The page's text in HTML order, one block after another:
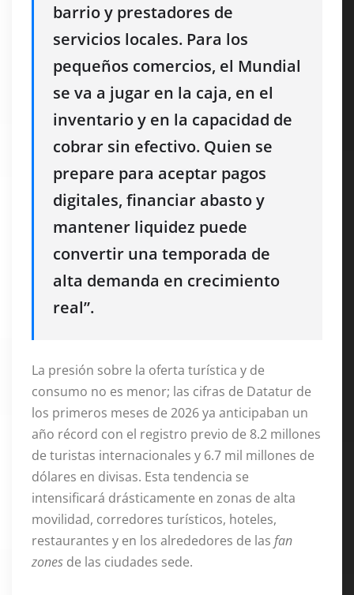
barrio y prestadores de
servicios locales. Para los
pequeños comercios, el Mundial
se va a jugar en la caja, en el
inventario y en la capacidad de
cobrar sin efectivo. Quien se
prepare para aceptar pagos
digitales, financiar abasto y
mantener liquidez puede
convertir una temporada de
alta demanda en crecimiento
real”.
La presión sobre la oferta turística y de
consumo no es menor; las cifras de Datatur de
los primeros meses de 2026 ya anticipaban un
año récord con el registro previo de 8.2 millones
de turistas internacionales y 6.7 mil millones de
dólares en divisas. Esta tendencia se
intensificará drásticamente en zonas de alta
movilidad, corredores turísticos, hoteles,
restaurantes y en los alrededores de las fan
zones de las ciudades sede.